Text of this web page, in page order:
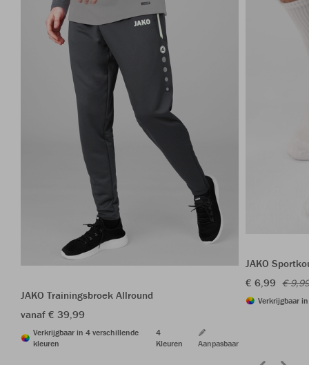
JAKO Trainingsbroek Allround
vanaf € 39,99
Verkrijgbaar in 4 verschillende
kleuren
4
Kleuren
Aanpasbaar
JAKO
€ 6,99 €
Verkrijgbaar